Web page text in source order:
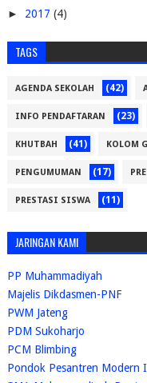
► 2017 (4)
TAGS
AGENDA SEKOLAH (42)
INFO PENDAFTARAN (23)
KHUTBAH (41) KOLOM
PENGUMUMAN (17)
PRESTASI SISWA (11)
JARINGAN KAMI
PP Muhammadiyah
Majelis Dikdasmen-PNF
PWM Jateng
PDM Sukoharjo
PCM Blimbing
Pondok Pesantren Modern